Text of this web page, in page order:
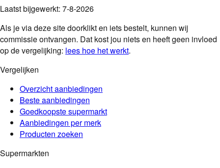
Laatst bijgewerkt: 7-8-2026
Als je via deze site doorklikt en iets bestelt, kunnen wij
commissie ontvangen. Dat kost jou niets en heeft geen invloed
op de vergelijking: lees hoe het werkt.
Vergelijken
Overzicht aanbiedingen
Beste aanbiedingen
Goedkoopste supermarkt
Aanbiedingen per merk
Producten zoeken
Supermarkten